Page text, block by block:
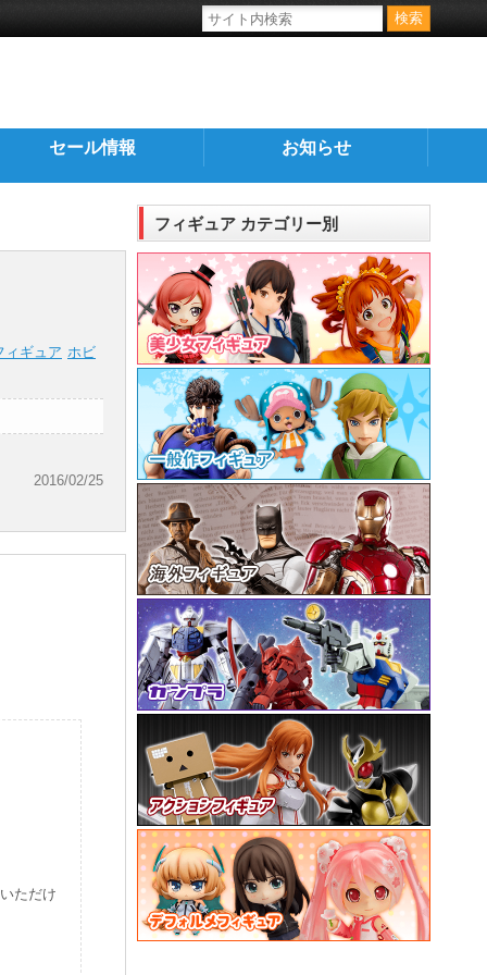
セール情報 お知らせ
ィギュア ホビ
2016/02/25
ただけ
フィギュア カテゴリー別